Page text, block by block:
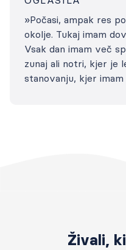
»Počasi, ampak res
okolje. Tukaj imam
Vsak dan imam več
zunaj ali notri, kjer je
stanovanju, kjer
Živali,